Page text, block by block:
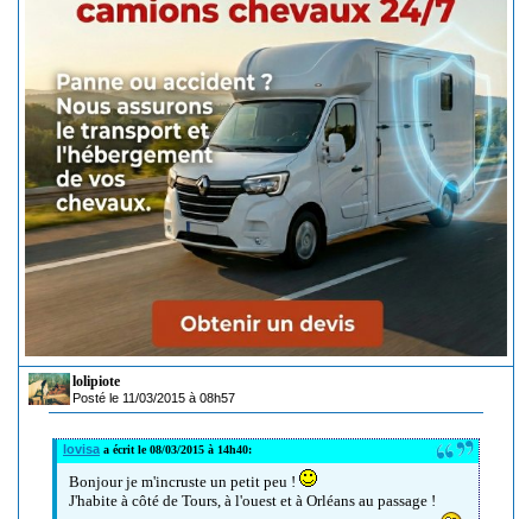
lolipiote
Posté le 11/03/2015 à 08h57
lovisa a écrit le 08/03/2015 à 14h40:
Bonjour je m'incruste un petit peu !
J'habite à côté de Tours, à l'ouest et à Orléans au passage !